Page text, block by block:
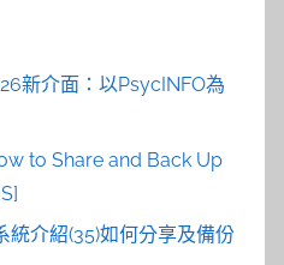
新介面：以PsycINFO為
to Share and Back Up
統介紹(35)如何分享及備份